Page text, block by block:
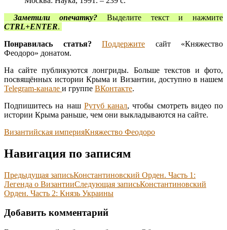
Заметили опечатку? Выделите текст и нажмите
CTRL+ENTER.
Понравилась статья?
Поддержите сайт «Княжество
Феодоро» донатом.
На сайте публикуются лонгриды. Больше текстов и фото,
посвящённых истории Крыма и Византии, доступно в нашем
Telegram-канале и группе ВКонтакте.
Подпишитесь на наш Рутуб канал, чтобы смотреть видео по
истории Крыма раньше, чем они выкладываются на сайте.
Византийская империяКняжество Феодоро
Навигация по записям
Предыдущая записьКонстантиновский Орден. Часть 1:
Легенда о ВизантииСледующая записьКонстантиновский
Орден. Часть 2: Князь Украины
Добавить комментарий